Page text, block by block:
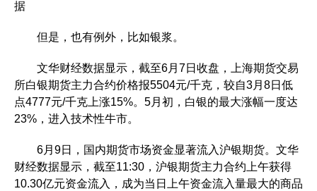
据
但是，也有例外，比如银浆。
文华财经数据显示，截至6月7日收盘，上海期货交易
所白银期货主力合约价格报5504元/千克，较自3月8日低
点4777元/千克上涨15%。5月初，白银的最大涨幅一度达
23%，进入技术性牛市。
6月9日，国内期货市场资金显著流入沪银期货。文华
财经数据显示，截至11:30，沪银期货主力合约上午获得
10.30亿元资金流入，成为当日上午资金流入量最大的商品